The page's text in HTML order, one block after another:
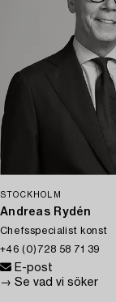
STOCKHOLM
Andreas Rydén
Chefsspecialist konst
+46 (0)728 58 71 39
E-post
→ Se vad vi söker